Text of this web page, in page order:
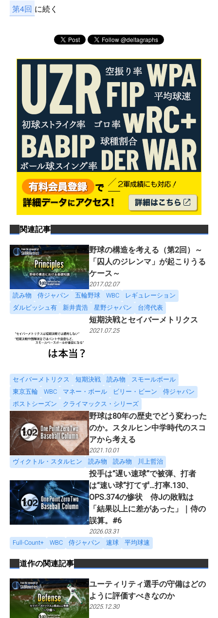
第4回 に続く
関連記事
野球の構造を考える（第2回）～
「囚人のジレンマ」が起こりうる
ケース～
2017.02.07
読み物
侍ジャパン 五輪野球 WBC
レギュレーション
ダルビッシュ有
新井貴浩 星野ジャパン 台湾代表
短期決戦とセイバーメトリクス
2021.07.25
セイバーメトリクス 短期決戦 読み物
スモールボール
東京五輪
WBC マネー・ボール ビリー・ビーン
侍ジャパン
ポストシーズン
クライマックス・シリーズ
野球は80年の歴史でどう変わった
のか。スタルヒン中学時代のスコ
アから考える
2021.10.01
ヴィクトル・スタルヒン
読み物 読み物 川上哲治
投手は“遅い速球”で被弾、打者
は“速い球”打てず…打率.130、
OPS.374の惨状 侍Jの敗戦は
「結果以上に差があった」｜侍の
誤算。#6
2026.03.31
Full-Count+
WBC 侍ジャパン 速球 平均球速
道作の関連記事
ユーティリティ選手の守備はどの
ように評価すべきなのか
2025.12.30